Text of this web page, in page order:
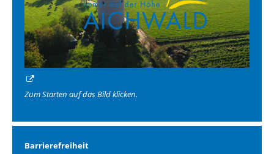
Zum Starten auf das Bild klicken.
Barrierefreiheit